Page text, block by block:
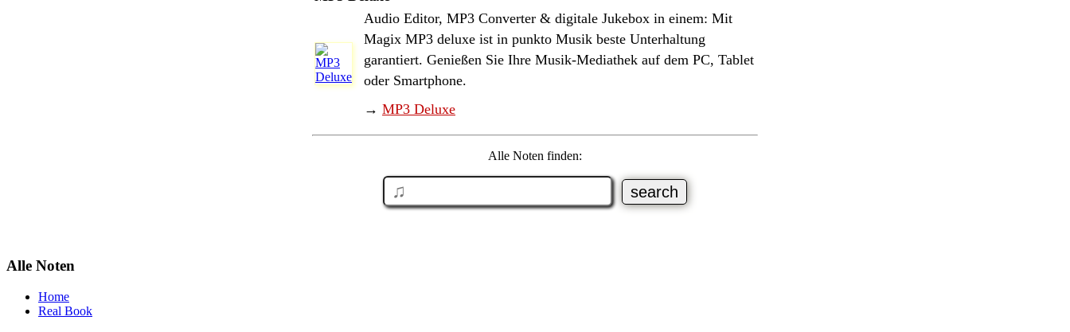
Audio Editor, MP3 Converter & digitale Jukebox in einem: Mit
Magix MP3 deluxe ist in punkto Musik beste Unterhaltung
garantiert. Genießen Sie Ihre Musik-Mediathek auf dem PC, Tablet
oder Smartphone.
→ MP3 Deluxe
Alle Noten finden:
Alle Noten
Home
Real Book